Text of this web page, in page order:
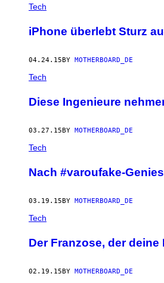
AUTHOR
Tech
iPhone überlebt Sturz
04.24.15 BY MOTHERBOARD_DE
Tech
Diese Ingenieure
03.27.15 BY MOTHERBOARD_DE
Tech
Nach #varoufake-
03.19.15 BY MOTHERBOARD_DE
Tech
Der Franzose, der
02.19.15 BY MOTHERBOARD_DE